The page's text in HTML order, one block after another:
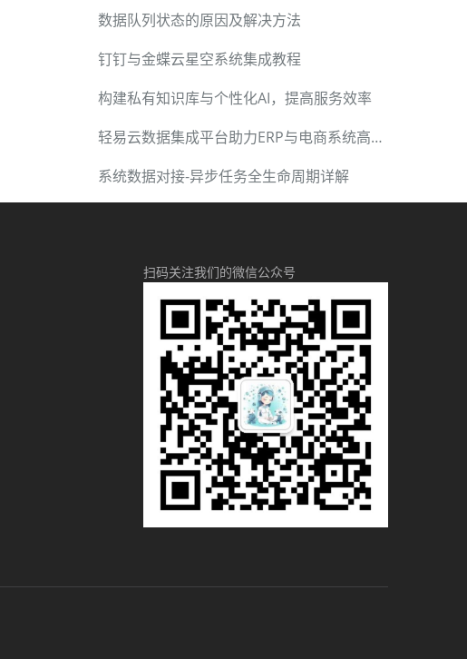
数据队列状态的原因及解决方法
钉钉与金蝶云星空系统集成教程
构建私有知识库与个性化AI，提高服务效率
轻易云数据集成平台助力ERP与电商系统高效整合
系统数据对接-异步任务全生命周期详解
扫码关注我们的微信公众号